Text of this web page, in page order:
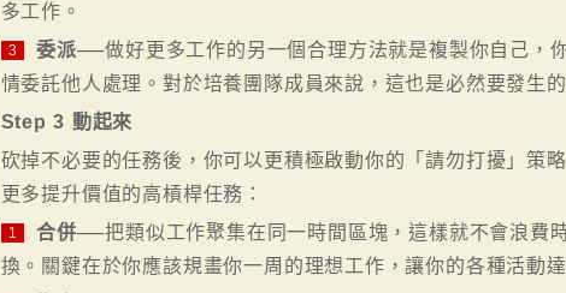
多工作。
3 委派──做好更多工作的另一個合理方法就是複製你自己，
情委託他人處理。對於培養團隊成員來說，這也是必然要發生的
Step 3 動起來
砍掉不必要的任務後，你可以更積極啟動你的「請勿打擾」策
更多提升價值的高槓桿任務：
1 合併──把類似工作聚集在同一時間區塊，這樣就不會浪費
換。關鍵在於你應該規畫你一周的理想工作，讓你的各種活動